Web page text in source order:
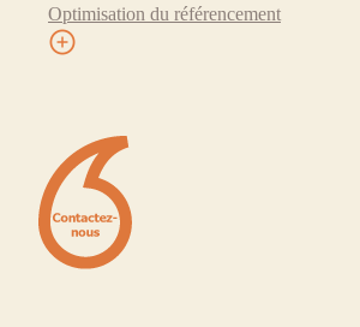
Optimisation du référencement